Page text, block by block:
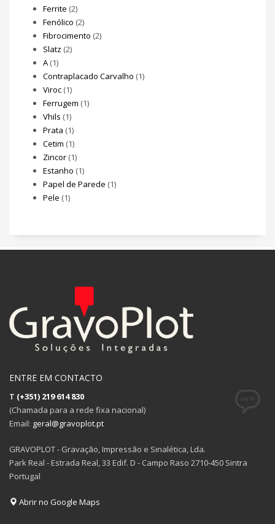
Ferrite (2)
Fenólico (2)
Fibrocimento (2)
Slatz (2)
A (1)
Contraplacado Carvalho (1)
Viroc (1)
Ferrugem (1)
Vhils (1)
Prata (1)
Cetim (1)
Zincor (1)
Estanho (1)
Papel de Parede (1)
Pele (1)
ENTRE EM CONTACTO
T (+351) 219 614 830
(Chamada para a rede fixa nacional)
Email: geral@gravoplot.pt
GRAVOPLOT - Gravação, Impressão e Sinalética, Lda.
Park Real - Estrada Real, 33 Edif. D - Campo Raso 2710-450 Sintra
Portugal
Abrir no Google Maps